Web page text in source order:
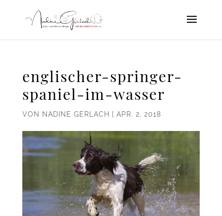
englischer-springer-
spaniel-im-wasser
VON NADINE GERLACH APR. 2, 2018